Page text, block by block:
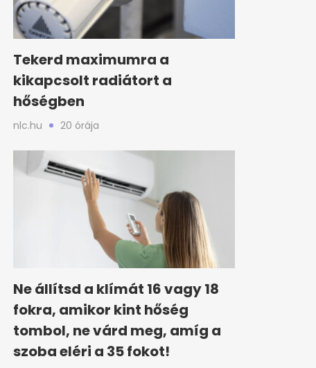
Tekerd maximumra a
kikapcsolt radiátort a
hőségben
nlc.hu 20 órája
Ne állítsd a klímát 16 vagy 18
fokra, amikor kint hőség
tombol, ne várd meg, amíg a
szoba eléri a 35 fokot!